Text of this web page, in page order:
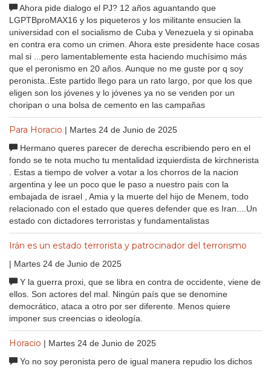
Ahora pide dialogo el PJ? 12 años aguantando que
LGPTBproMAX16 y los piqueteros y los militante ensucien la
universidad con el socialismo de Cuba y Venezuela y si opinaba
en contra era como un crimen. Ahora este presidente hace cosas
mal si ...pero lamentablemente esta haciendo muchísimo más
que el peronismo en 20 años. Aunque no me guste por q soy
peronista..Este partido llego para un rato largo, por que los que
eligen son los jóvenes y lo jóvenes ya no se venden por un
choripan o una bolsa de cemento en las campañas
Para Horacio | Martes 24 de Junio de 2025
Hermano queres parecer de derecha escribiendo pero en el
fondo se te nota mucho tu mentalidad izquierdista de kirchnerista
. Estas a tiempo de volver a votar a los chorros de la nacion
argentina y lee un poco que le paso a nuestro pais con la
embajada de israel , Amia y la muerte del hijo de Menem, todo
relacionado con el estado que queres defender que es Iran....Un
estado con dictadores terroristas y fundamentalistas
Irán es un estado terrorista y patrocinador del terrorismo
| Martes 24 de Junio de 2025
Y la guerra proxi, que se libra en contra de occidente, viene de
ellos. Son actores del mal. Ningún país que se denomine
democrático, ataca a otro por ser diferente. Menos quiere
imponer sus creencias o ideología.
Horacio | Martes 24 de Junio de 2025
Yo no soy peronista pero de igual manera repudio los dichos